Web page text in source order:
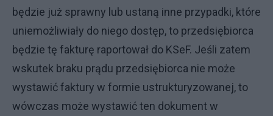
będzie już sprawny lub ustaną inne przypadki, które
uniemożliwiały do niego dostęp, to przedsiębiorca
będzie tę fakturę raportował do KSeF. Jeśli zatem
wskutek braku prądu przedsiębiorca nie może
wystawić faktury w formie ustrukturyzowanej, to
wówczas może wystawić ten dokument w